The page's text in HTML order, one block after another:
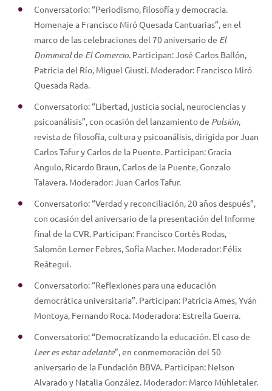
Conversatorio: “Periodismo, filosofía y democracia.
Homenaje a Francisco Miró Quesada Cantuarias”, en el
marco de las celebraciones del 70 aniversario de El
Dominicalde El Comercio. Participan: José Carlos Ballón,
Patricia del Río, Miguel Giusti. Moderador: Francisco Miró
Quesada Rada.
Conversatorio: “Libertad, justicia social, neurociencias y
psicoanálisis”, con ocasión del lanzamiento de Pulsión,
revista de filosofía, cultura y psicoanálisis, dirigida por Juan
Carlos Tafur y Carlos de la Puente. Participan: Gracia
Angulo, Ricardo Braun, Carlos de la Puente, Gonzalo
Talavera. Moderador: Juan Carlos Tafur.
Conversatorio: “Verdad y reconciliación, 20 años después”,
con ocasión del aniversario de la presentación del Informe
final de la CVR. Participan: Francisco Cortés Rodas,
Salomón Lerner Febres, Sofía Macher. Moderador: Félix
Reátegui.
Conversatorio: “Reflexiones para una educación
democrática universitaria”. Participan: Patricia Ames, Yván
Montoya, Fernando Roca. Moderadora: Estrella Guerra.
Conversatorio: “Democratizando la educación. El caso de
Leer es estar adelante”, en conmemoración del 50
aniversario de la Fundación BBVA. Participan: Nelson
Alvarado y Natalia González. Moderador: Marco Mühletaler.